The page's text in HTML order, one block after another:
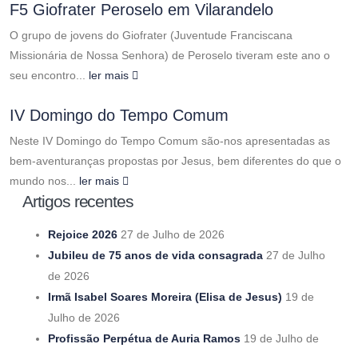
F5 Giofrater Peroselo em Vilarandelo
O grupo de jovens do Giofrater (Juventude Franciscana
Missionária de Nossa Senhora) de Peroselo tiveram este ano o
seu encontro... ler mais
IV Domingo do Tempo Comum
Neste IV Domingo do Tempo Comum são-nos apresentadas as
bem-aventuranças propostas por Jesus, bem diferentes do que o
mundo nos... ler mais
Artigos recentes
Rejoice 2026 27 de Julho de 2026
Jubileu de 75 anos de vida consagrada 27 de Julho
de 2026
Irmã Isabel Soares Moreira (Elisa de Jesus) 19 de
Julho de 2026
Profissão Perpétua de Auria Ramos 19 de Julho de